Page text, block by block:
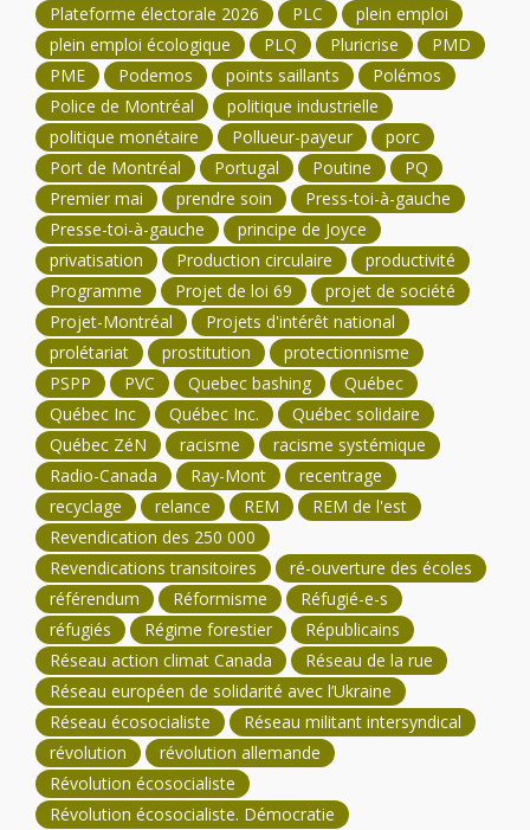
Plateforme électorale 2026
PLC
plein emploi
plein emploi écologique
PLQ Pluricrise
PMD
PME
Podemos points saillants
Polémos
Police de Montréal
politique industrielle
politique monétaire
Pollueur-payeur
porc
Port de Montréal
Portugal Poutine
PQ
Premier mai
prendre soin
Press-toi-à-gauche
Presse-toi-à-gauche
principe de Joyce
privatisation
Production circulaire
productivité
Programme
Projet de loi 69
projet de société
Projet-Montréal
Projets d'intérêt national
prolétariat
prostitution
protectionnisme
PSPP
PVC Quebec bashing
Québec
Québec Inc
Québec Inc.
Québec solidaire
Québec ZéN
racisme
racisme systémique
Radio-Canada
Ray-Mont
recentrage
recyclage
relance REM
REM de l'est
Revendication des 250 000
Revendications transitoires
ré-ouverture des écoles
référendum
Réformisme
Réfugié-e-s
réfugiés
Régime forestier
Républicains
Réseau action climat Canada
Réseau de la rue
Réseau européen de solidarité avec l’Ukraine
Réseau écosocialiste
Réseau militant intersyndical
révolution
révolution allemande
Révolution écosocialiste
Révolution écosocialiste. Démocratie